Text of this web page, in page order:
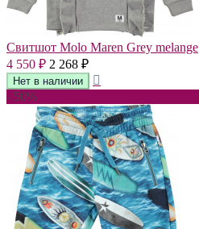
Свитшот Molo Maren Grey melange
4 550 ₽ 2 268 ₽
- 50%